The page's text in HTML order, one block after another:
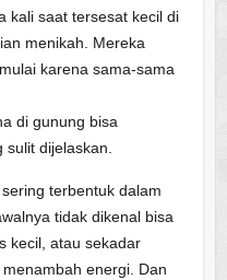
kali saat tersesat kecil di
menikah. Mereka
karena sama-sama
di gunung bisa
dijelaskan.
terbentuk dalam
tidak dikenal bisa
kecil, atau sekadar
energi. Dan